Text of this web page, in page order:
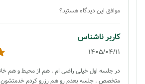
موافق این دیدگاه هستید؟
کاربر ناشناس
1405/04/11
در جلسه اول خیلی راضی ام . هم از محیط و هم
متخصص . جلسه بعدم رو هم رزرو کردم